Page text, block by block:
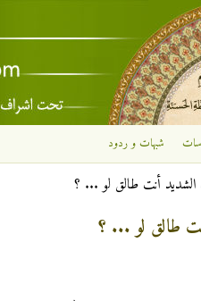
شبهات و ردود
الشديد أنت طالق لو ... ؟
طالق لو ... ؟